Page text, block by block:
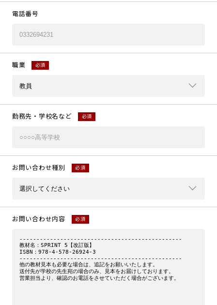
電話番号
職業 必須
勤務先・学校名など 必須
お問い合わせ種別 必須
お問い合わせ内容 必須